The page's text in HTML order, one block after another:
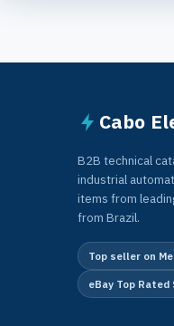
Cabo
B2B technical
industrial
items from
from Brazil.
Top seller on
eBay Top